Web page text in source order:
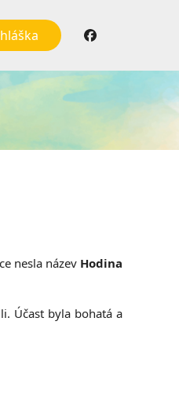
nesla název Hodina
Účast byla bohatá a